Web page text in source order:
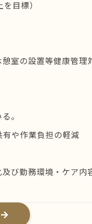
目標）
室の設置等健康管理
。
や作業負担の軽減
び勤務環境・ケア内